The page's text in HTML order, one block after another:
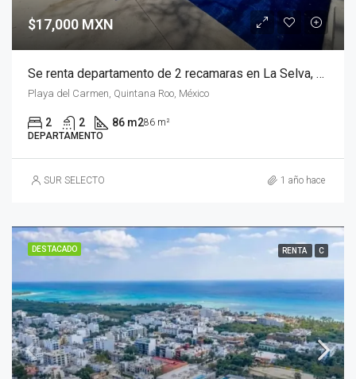
$17,000 MXN
Se renta departamento de 2 recamaras en La Selva, Playa del Carmen
Playa del Carmen, Quintana Roo, México
2 2 86 m286 m²
DEPARTAMENTO
SUR SELECTO 1 año hace
DESTACADO RENTA C